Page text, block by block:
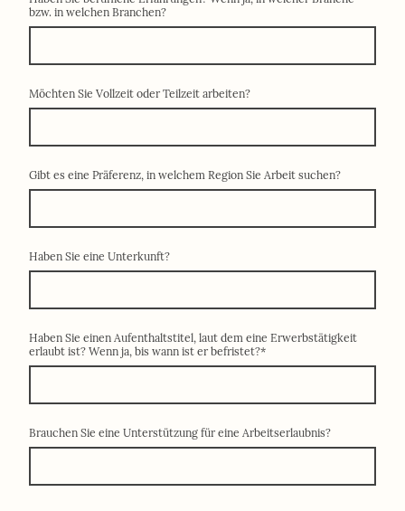
bzw. in welchen Branchen?
Möchten Sie Vollzeit oder Teilzeit arbeiten?
Gibt es eine Präferenz, in welchem Region Sie Arbeit suchen?
Haben Sie eine Unterkunft?
Haben Sie einen Aufenthaltstitel, laut dem eine Erwerbstätigkeit
erlaubt ist? Wenn ja, bis wann ist er befristet?*
Brauchen Sie eine Unterstützung für eine Arbeitserlaubnis?